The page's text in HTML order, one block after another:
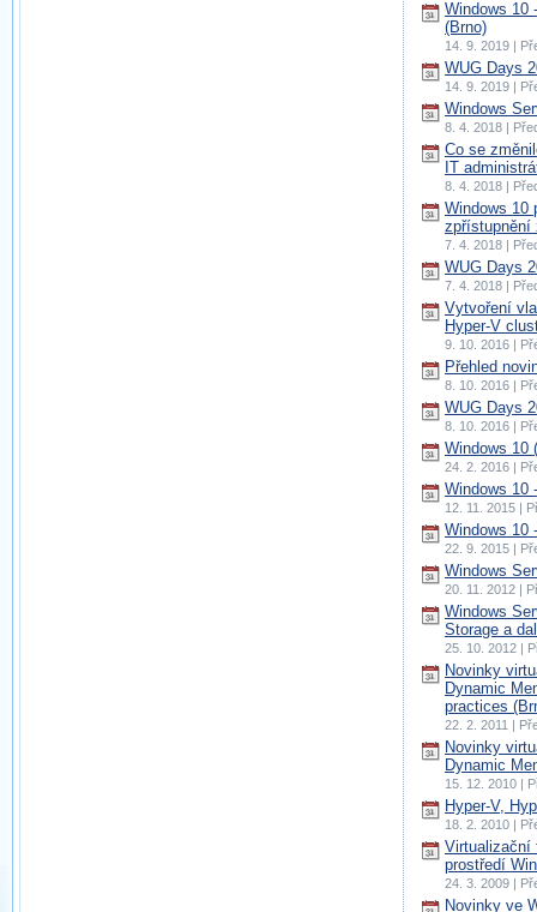
Windows 10
(Brno)
14. 9. 2019 |
WUG Days
14. 9. 2019 |
Windows
8. 4. 2018 |
Co se
IT
8. 4. 2018 |
Windows 10
zpřístupnění
7. 4. 2018 |
WUG Days
7. 4. 2018 |
Vytvoření
Hyper-V
9. 10. 2016 |
Přehled
8. 10. 2016 |
WUG Days
8. 10. 2016 |
Windows 10
24. 2. 2016 |
Windows 10
12. 11. 2015 |
Windows 10
22. 9. 2015 |
Windows
20. 11. 2012 |
Windows
Storage a
25. 10. 2012 |
Novinky
Dynamic
practices
22. 2. 2011 |
Novinky
Dynamic
15. 12. 2010 |
Hyper-V,
18. 2. 2010 |
Virtualizační
prostředí
24. 3. 2009 |
Novinky ve